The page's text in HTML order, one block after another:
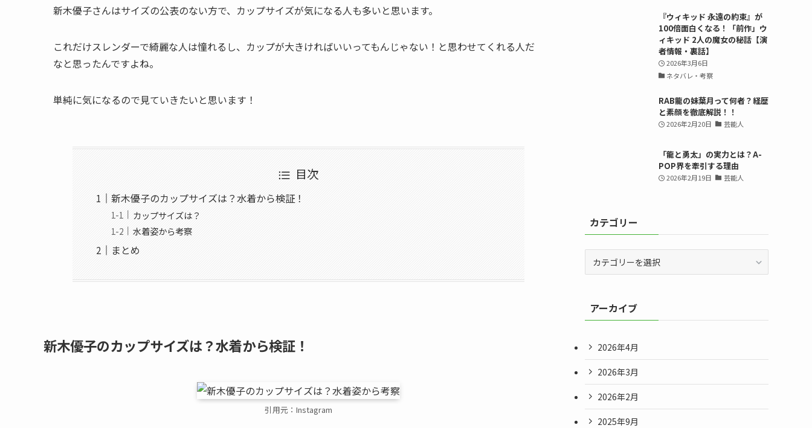
新木優子さんはサイズの公表のない方で、カップサイズが気になる人も多いと思います。
これだけスレンダーで綺麗な人は憧れるし、カップが大きければいいってもんじゃない！と思わせてくれる人だ
なと思ったんですよね。
単純に気になるので見ていきたいと思います！
目次
新木優子のカップサイズは？水着から検証！
カップサイズは？
水着姿から考察
まとめ
新木優子のカップサイズは？水着から検証！
引用元：Instagram
『ウィキッド 永遠の約束』が
100倍面白くなる！「前作」ウ
ィキッド 2人の魔女の秘話【演
者情報・裏話】
2026年3月6日
ネタバレ・考察
RAB龍の妹葉月って何者？経歴
と素顔を徹底解説！！
2026年2月20日 芸能人
「龍と勇太」の実力とは？A-
POP界を牽引する理由
2026年2月19日 芸能人
カテゴリー
ーアーカイブ
2026年4月
2026年3月
2026年2月
2025年9月